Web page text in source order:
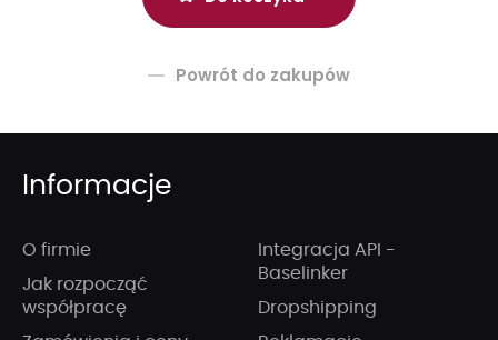
Powrót do zakupów
Informacje
O firmie
Jak rozpocząć
współpracę
Integracja API -
Baselinker
Dropshipping